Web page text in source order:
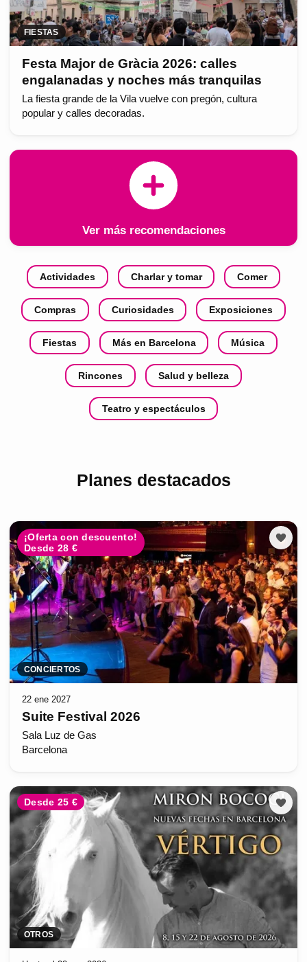
FIESTAS
Festa Major de Gràcia 2026: calles
engalanadas y noches más tranquilas
La fiesta grande de la Vila vuelve con pregón, cultura
popular y calles decoradas.
Ver más recomendaciones
Actividades Charlar y tomar Comer
Compras Curiosidades Exposiciones
Fiestas Más en Barcelona Música
Rincones Salud y belleza
Teatro y espectáculos
Planes destacados
¡Oferta con descuento!
Desde 28 €
CONCIERTOS
22 ene 2027
Suite Festival 2026
Sala Luz de Gas
Barcelona
Desde 25 €
OTROS